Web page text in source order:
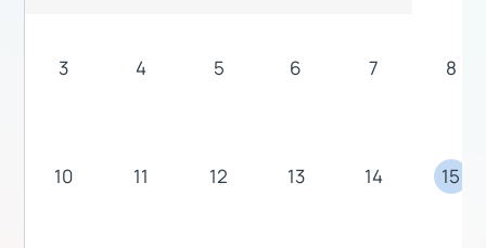
3 4 5 6 7 8
10 11 12 13 14 15